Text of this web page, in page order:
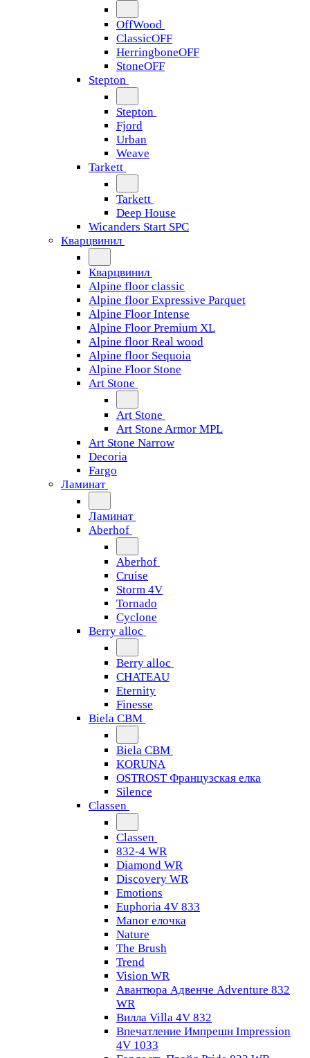
OffWood
ClassicOFF
HerringboneOFF
StoneOFF
Stepton
Stepton
Fjord
Urban
Weave
Tarkett
Tarkett
Deep House
Wicanders Start SPC
Кварцвинил
Кварцвинил
Alpine floor classic
Alpine floor Expressive Parquet
Alpine Floor Intense
Alpine Floor Premium XL
Alpine floor Real wood
Alpine floor Sequoia
Alpine Floor Stone
Art Stone
Art Stone
Art Stone Armor MPL
Art Stone Narrow
Decoria
Fargo
Ламинат
Ламинат
Aberhof
Aberhof
Cruise
Storm 4V
Tornado
Сyclone
Berry alloc
Berry alloc
CHATEAU
Eternity
Finesse
Biela CBM
Biela CBM
KORUNA
OSTROST Французская елка
Silence
Classen
Classen
832-4 WR
Diamond WR
Discovery WR
Emotions
Euphoria 4V 833
Manor елочка
Nature
The Brush
Trend
Vision WR
Авантюра Адвенче Adventure 832
WR
Вилла Villa 4V 832
Впечатление Импрешн Impression
4V 1033